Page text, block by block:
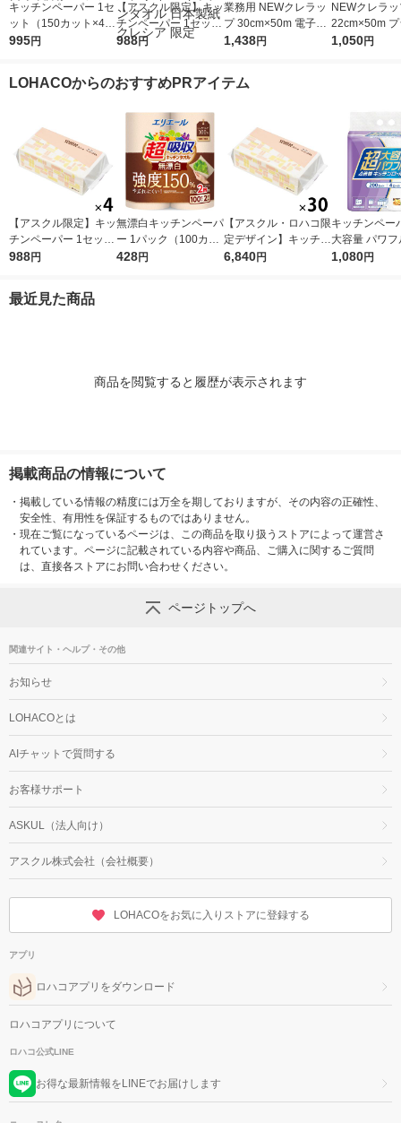
キッチンペーパー 1セ
ット（150カット×4ロ
ール×2） スコッティ
995円
【アスクル限定】キッ
チンペーパー 1セット
（200組×4）スコッテ
タオル 日本製紙クレ
988円
業務用 NEWクレラッ
プ 30cm×50m 電子レ
ンジ・冷凍可 1セット
1,438円
NEWクレラ
22cm×50m
子レンジ・冷
1,050円
LOHACOからのおすすめPRアイテム
【アスクル限定】キッ
チンペーパー 1セット
（200組×4）スコッテ
タオル 日本製紙クレ
988円
無漂白キッチンペーパ
ー 1パック（100カッ
ト×2ロール）超吸収
428円
【アスクル・ロハコ限
定デザイン】キッチン
ペーパー スコッティ
6,840円
キッチンペー
大容量 パワ
巻 キッチン
1,080円
最近見た商品
商品を閲覧すると履歴が表示されます
掲載商品の情報について
・ 掲載している情報の精度には万全を期しておりますが、その内容の正確性、
安全性、有用性を保証するものではありません。
・ 現在ご覧になっているページは、この商品を取り扱うストアによって運営さ
れています。ページに記載されている内容や商品、ご購入に関するご質問
は、直接各ストアにお問い合わせください。
ページトップへ
関連サイト・ヘルプ・その他
お知らせ
LOHACOとは
AIチャットで質問する
お客様サポート
ASKUL（法人向け）
アスクル株式会社（会社概要）
LOHACOをお気に入りストアに登録する
アプリ
ロハコアプリをダウンロード
ロハコアプリについて
ロハコ公式LINE
お得な最新情報をLINEでお届けします